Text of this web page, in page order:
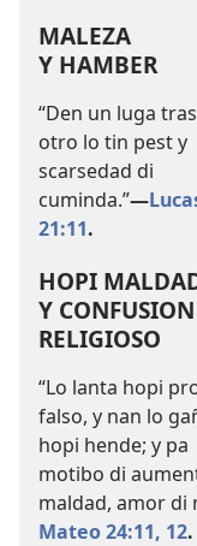
MALEZA
Y HAMBER
“Den un luga
otro lo tin pest y
scarsedad di
cuminda.”—
21:11.
HOPI
Y CONFUSION
RELIGIOSO
“Lo lanta hopi
falso, y nan lo
hopi hende; y pa
motibo di
maldad, amor di
Mateo 24:11, 12.